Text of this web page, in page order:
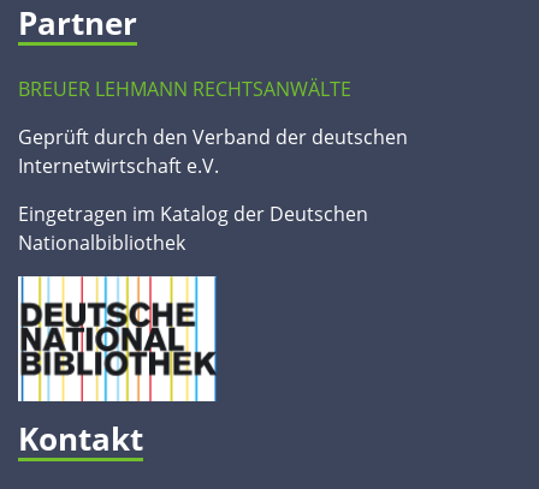
Partner
BREUER LEHMANN RECHTSANWÄLTE
Geprüft durch den Verband der deutschen
Internetwirtschaft e.V.
Eingetragen im Katalog der Deutschen
Nationalbibliothek
Kontakt